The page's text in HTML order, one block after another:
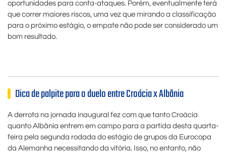
oportunidades para conta-ataques. Porém, eventualmente terá
que correr maiores riscos, uma vez que mirando a classificação
para o próximo estágio, o empate não pode ser considerado um
bom resultado.
Dica de palpite para o duelo entre Croácia x Albânia
A derrota na jornada inaugural fez com que tanto Croácia
quanto Albânia entrem em campo para a partida desta quarta-
feira pela segunda rodada do estágio de grupos da Eurocopa
da Alemanha necessitando da vitória. Isso, no entanto, não